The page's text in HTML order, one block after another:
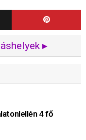
▸
4 fő